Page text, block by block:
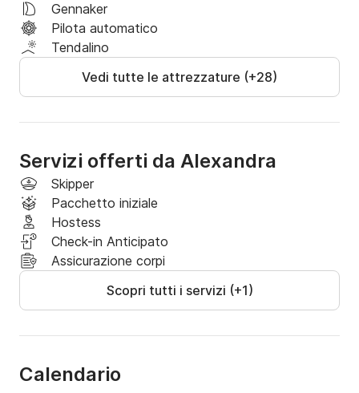
Gennaker
Pilota automatico
Tendalino
Vedi tutte le attrezzature (+28)
Servizi offerti da Alexandra
Skipper
Pacchetto iniziale
Hostess
Check-in Anticipato
Assicurazione corpi
Scopri tutti i servizi (+1)
Calendario